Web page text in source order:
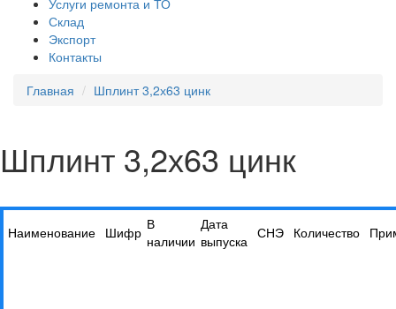
Услуги ремонта и ТО
Склад
Экспорт
Контакты
Главная
Шплинт 3,2х63 цинк
Шплинт 3,2х63 цинк
Наименование Шифр В
наличии
Дата
выпуска СНЭ Количество